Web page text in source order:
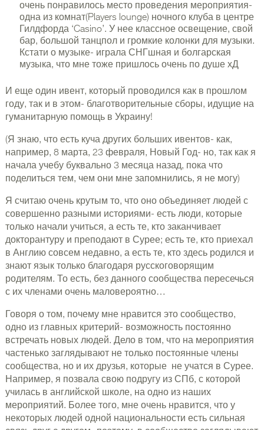
очень понравилось место проведения мероприятия-
одна из комнат(Players lounge) ночного клуба в центре
Гилдфорда ‘Casino’. У нее классное освещение, свой
бар, большой танцпол и громкие колонки для музыки.
Кстати о музыке- играла СНГшная и болгарская
музыка, что мне тоже пришлось очень по душе хД
И еще один ивент, который проводился как в прошлом
году, так и в этом- благотворительные сборы, идущие на
гуманитарную помощь в Украину!
(Я знаю, что есть куча других больших ивентов- как,
например, 8 марта, 23 февраля, Новый Год- но, так как я
начала учебу буквально 3 месяца назад, пока что
поделиться тем, чем они мне запомнились, я не могу)
Я считаю очень крутым то, что оно объединяет людей с
совершенно разными историями- есть люди, которые
только начали учиться, а есть те, кто заканчивает
докторантуру и преподают в Сурее; есть те, кто приехал
в Англию совсем недавно, а есть те, кто здесь родился и
знают язык только благодаря русскоговорящим
родителям. То есть, без данного сообщества пересечься
с их членами очень маловероятно…
Говоря о том, почему мне нравится это сообщество,
одно из главных критерий- возможность постоянно
встречать новых людей. Дело в том, что на мероприятия
частенько заглядывают не только постоянные члены
сообщества, но и их друзья, которые не учатся в Сурее.
Например, я позвала свою подругу из СПб, с которой
училась в английской школе, на одно из наших
мероприятий. Более того, мне очень нравится, что у
некоторых людей одной национальности есть сильная